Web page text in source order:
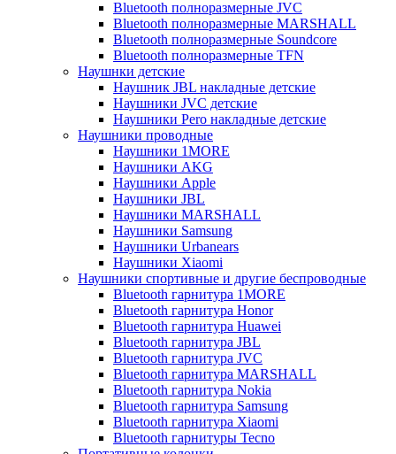
Bluetooth полноразмерные JVC
Bluetooth полноразмерные MARSHALL
Bluetooth полноразмерные Soundcore
Bluetooth полноразмерные TFN
Наушнки детские
Наушник JBL накладные детские
Наушники JVC детские
Наушники Pero накладные детские
Наушники проводные
Наушники 1MORE
Наушники AKG
Наушники Apple
Наушники JBL
Наушники MARSHALL
Наушники Samsung
Наушники Urbanears
Наушники Xiaomi
Наушники спортивные и другие беспроводные
Bluetooth гарнитура 1MORE
Bluetooth гарнитура Honor
Bluetooth гарнитура Huawei
Bluetooth гарнитура JBL
Bluetooth гарнитура JVC
Bluetooth гарнитура MARSHALL
Bluetooth гарнитура Nokia
Bluetooth гарнитура Samsung
Bluetooth гарнитура Xiaomi
Bluetooth гарнитуры Tecno